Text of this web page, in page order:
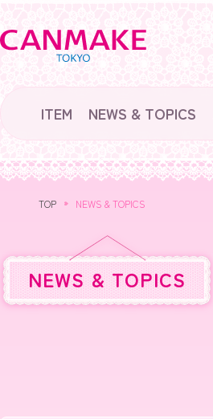
ITEM NEWS & TOPICS
TOP NEWS & TOPICS
NEWS & TOPICS